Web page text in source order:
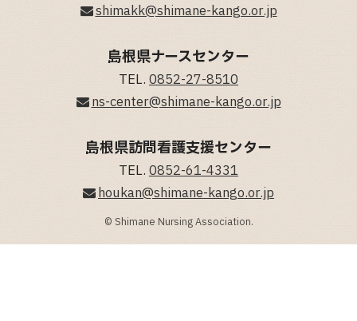
shimakk@shimane-kango.or.jp
島根県ナースセンター
TEL. 0852-27-8510
ns-center@shimane-kango.or.jp
島根県訪問看護支援センター
TEL. 0852-61-4331
houkan@shimane-kango.or.jp
© Shimane Nursing Association.